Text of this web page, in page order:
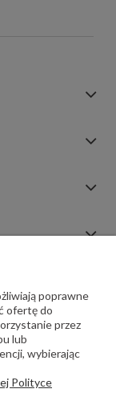
poprawne
ofertę do
przez
lub
wybierając
Polityce